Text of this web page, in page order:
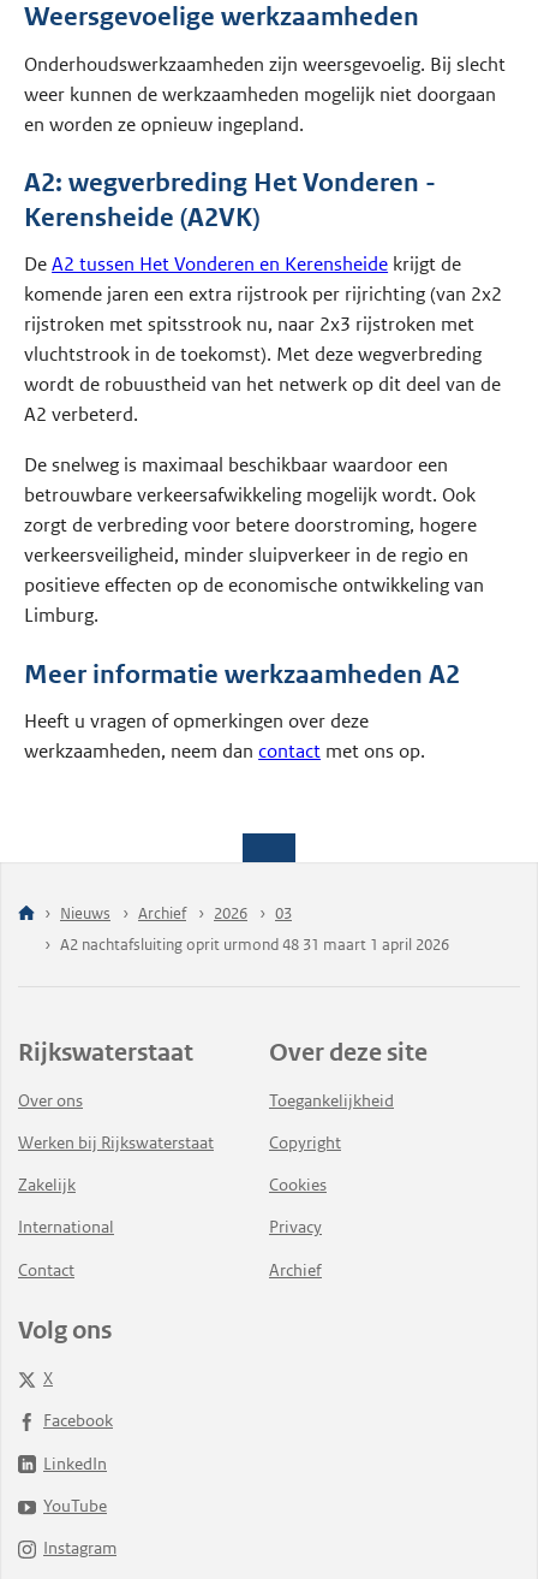
Weersgevoelige werkzaamheden
Onderhoudswerkzaamheden zijn weersgevoelig. Bij slecht
weer kunnen de werkzaamheden mogelijk niet doorgaan
en worden ze opnieuw ingepland.
A2: wegverbreding Het Vonderen -
Kerensheide (A2VK)
DeA2 tussen Het Vonderen en Kerensheide krijgt de
komende jaren een extra rijstrook per rijrichting (van 2x2
rijstroken met spitsstrook nu, naar 2x3 rijstroken met
vluchtstrook in de toekomst). Met deze wegverbreding
wordt de robuustheid van het netwerk op dit deel van de
A2 verbeterd.
De snelweg is maximaal beschikbaar waardoor een
betrouwbare verkeersafwikkeling mogelijk wordt. Ook
zorgt de verbreding voor betere doorstroming, hogere
verkeersveiligheid, minder sluipverkeer in de regio en
positieve effecten op de economische ontwikkeling van
Limburg.
Meer informatie werkzaamheden A2
Heeft u vragen of opmerkingen over deze
werkzaamheden, neem dancontact met ons op.
Nieuws Archief 2026
03
A2 nachtafsluiting oprit urmond 48 31 maart 1 april 2026
Rijkswaterstaat
Over ons
Werken bij Rijkswaterstaat
Zakelijk
International
Contact
Over deze site
Toegankelijkheid
Copyright
Cookies
Privacy
Archief
Volg ons
X
Facebook
LinkedIn
YouTube
Instagram